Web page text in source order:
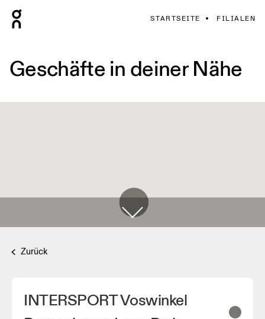
STARTSEITE FILIALEN
Geschäfte in deiner Nähe
Zurück
INTERSPORT Voswinkel